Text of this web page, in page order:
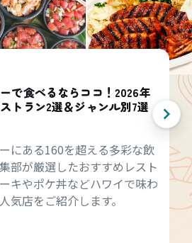
で食べるならココ！2026年
トラン2選＆ジャンル別7選
にある160を超える多彩な飲
部が厳選したおすすめレスト
キやポケ丼などハワイで味わ
気店をご紹介します。